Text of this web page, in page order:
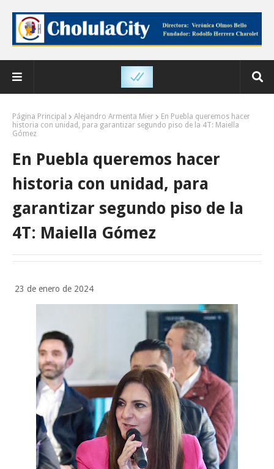
Página Principal Alejandro Armenta Mier
En Puebla queremos hacer
historia con unidad, para garantizar segundo piso de la 4T: Maiella
Gómez
En Puebla queremos hacer
historia con unidad, para
garantizar segundo piso de la
4T: Maiella Gómez
23 de enero de 2024